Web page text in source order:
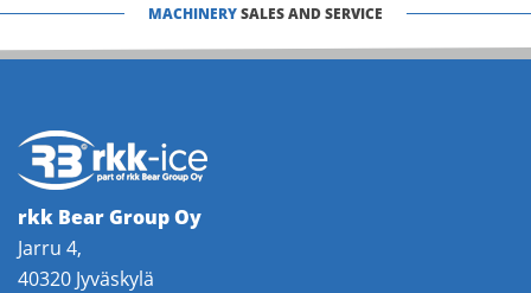
MACHINERYSALES AND SERVICE
rkk Bear Group Oy
Jarru 4,
40320 Jyväskylä